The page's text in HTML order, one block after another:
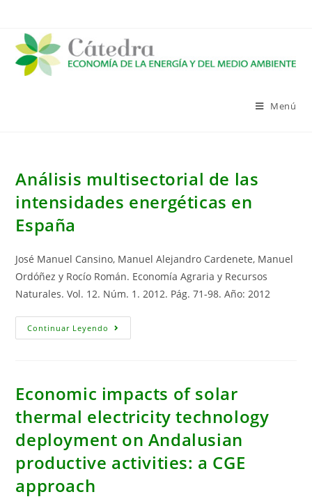
contenido
Menú
Análisis multisectorial de las
intensidades energéticas en
España
José Manuel Cansino, Manuel Alejandro Cardenete, Manuel
Ordóñez y Rocío Román. Economía Agraria y Recursos
Naturales. Vol. 12. Núm. 1. 2012. Pág. 71-98. Año: 2012
Continuar Leyendo Análisis
Multisectorial
España
Economic impacts of solar
thermal electricity technology
deployment on Andalusian
productive activities: a CGE
approach